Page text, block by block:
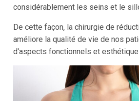
considérablement les seins et le
De cette façon, la chirurgie de
améliore la qualité de vie de nos
d'aspects fonctionnels et